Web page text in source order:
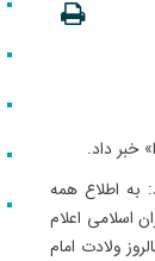
خبر داد.
به اطلاع همه
اسلامی اعلام
ولادت امام